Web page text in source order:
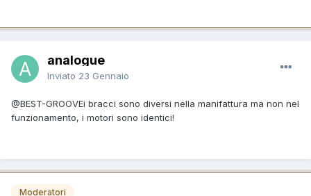
analogue
Inviato 23 Gennaio
@BEST-GROOVEi bracci sono diversi nella manifattura ma non nel
funzionamento, i motori sono identici!
Moderatori